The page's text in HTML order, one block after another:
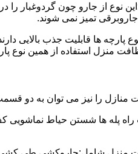
نوع از جارو چون گردوغبار
تمیز نمی شوند.
پارچه ها قابلیت جذب
منزل استفاده از همین نوع
را نیز می توان به دو
پله ها شستن حیاط نماشویی